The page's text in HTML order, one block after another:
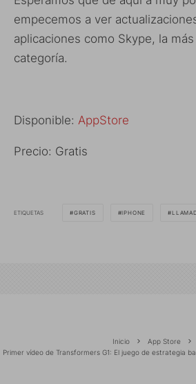
empecemos a ver
aplicaciones como Skype, la
categoría.
Disponible: AppStore
Precio: Gratis
ETIQUETAS GRATIS IPHONE
Inicio
App Store
Primer vídeo de Transformers G1: El juego de estrategia